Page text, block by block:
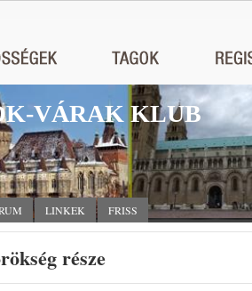
VÁRAK KLUB
LINKEK FRISS
része